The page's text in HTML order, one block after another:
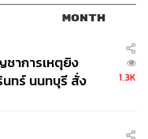
MONTH
าการเหตุยิง
นทร์ นนทบุรี สั่ง
1.3K